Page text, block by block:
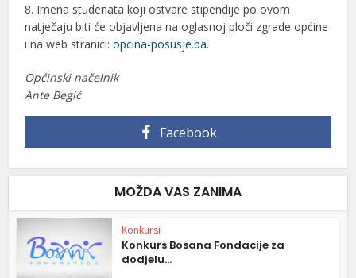
8. Imena studenata koji ostvare stipendije po ovom
natječaju biti će objavljena na oglasnoj ploči zgrade općine
i na web stranici:opcina-posusje.ba.
Općinski načelnik
Ante Begić
Facebook
MOŽDA VAS ZANIMA
Konkursi
Konkurs Bosana Fondacije za
dodjelu...